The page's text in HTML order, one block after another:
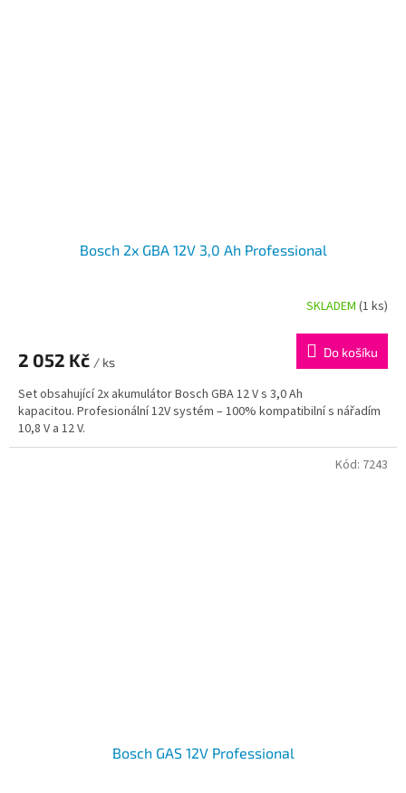
Bosch 2x GBA 12V 3,0 Ah Professional
SKLADEM (1 ks)
2 052 Kč / ks
Do košíku
Set obsahující 2x akumulátor Bosch GBA 12 V s 3,0 Ah
kapacitou. Profesionální 12V systém – 100% kompatibilní s nářadím
10,8 V a 12 V.
Bosch GAS 12V Professional
Kód: 7243